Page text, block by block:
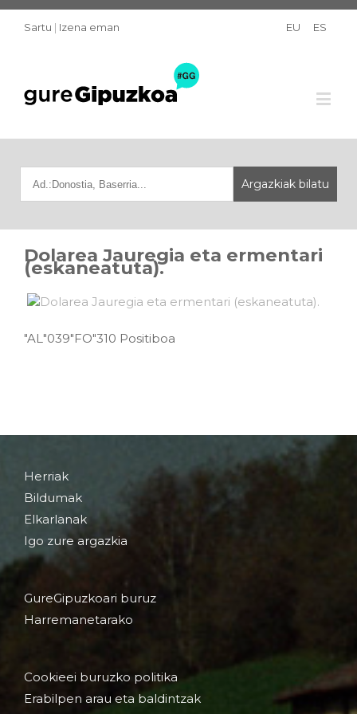
Sartu | Izena eman EU ES
Dolarea Jauregia eta ermentari
(eskaneatuta).
"AL"039"FO"310 Positiboa
Herriak
Bildumak
Elkarlanak
Igo zure argazkia
GureGipuzkoari buruz
Harremanetarako
Cookieei buruzko politika
Erabilpen arau eta baldintzak